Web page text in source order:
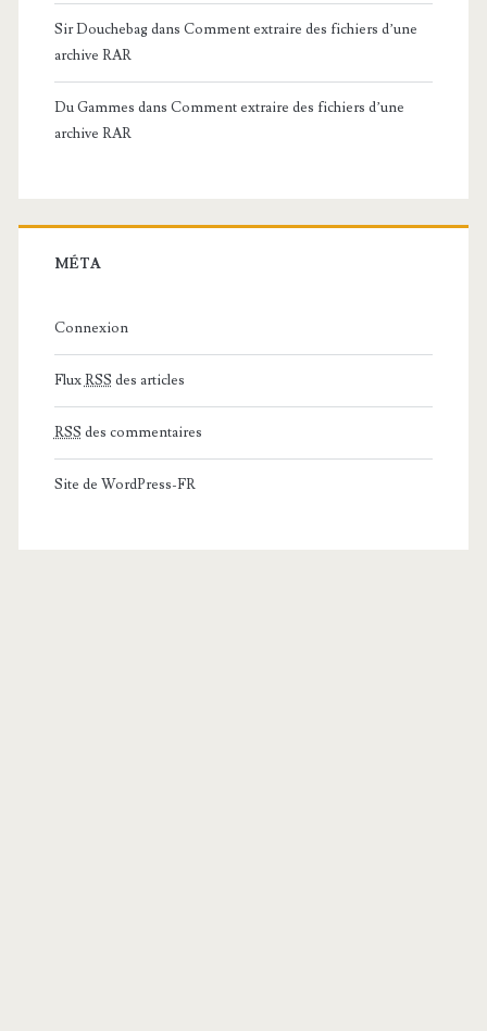
Sir Douchebagdans Comment extraire des fichiers d’une
archive RAR
Du Gammes dans Comment extraire des fichiers d’une
archive RAR
MÉTA
Connexion
FluxRSS des articles
RSS des commentaires
Site de WordPress-FR